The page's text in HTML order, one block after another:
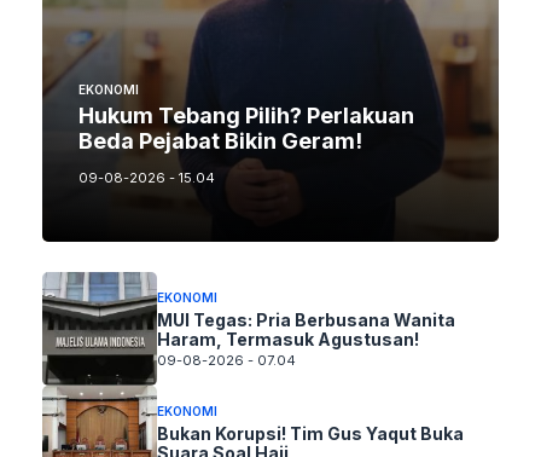
EKONOMI
Hukum Tebang Pilih? Perlakuan
Beda Pejabat Bikin Geram!
09-08-2026 - 15.04
EKONOMI
MUI Tegas: Pria Berbusana Wanita
Haram, Termasuk Agustusan!
09-08-2026 - 07.04
EKONOMI
Bukan Korupsi! Tim Gus Yaqut Buka
Suara Soal Haji